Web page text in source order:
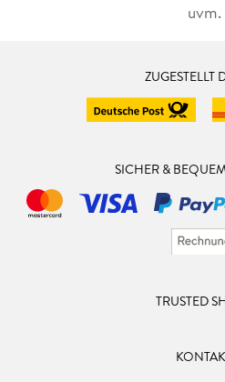
uvm.
ZUGESTELLT
SICHER &
TRUSTED